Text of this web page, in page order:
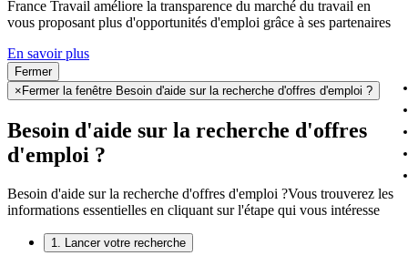
France Travail améliore la transparence du marché du travail en
vous proposant plus d'opportunités d'emploi grâce à ses partenaires
En savoir plus
Fermer
× Fermer la fenêtre Besoin d'aide sur la recherche d'offres d'emploi ?
Besoin d'aide sur la recherche d'offres
d'emploi ?
Besoin d'aide sur la recherche d'offres d'emploi ?Vous trouverez les
informations essentielles en cliquant sur l'étape qui vous intéresse
1. Lancer votre recherche